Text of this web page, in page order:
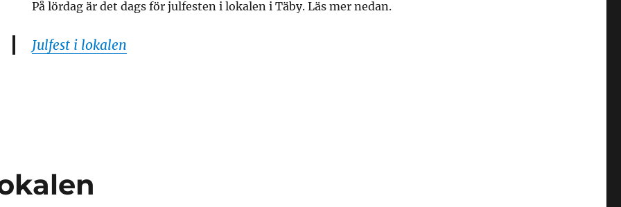
På lördag är det dags för julfesten i lokalen i Täby. Läs mer nedan.
Julfest i lokalen